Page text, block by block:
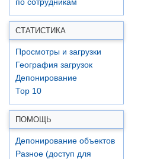
по сотрудникам
СТАТИСТИКА
Просмотры и загрузки
География загрузок
Депонирование
Top 10
ПОМОЩЬ
Депонирование объектов
Разное (доступ для